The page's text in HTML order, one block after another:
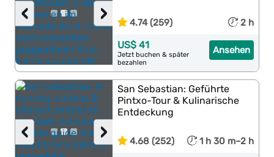
›
‹ 4.74 (259) 2 h
Ansehen
US$ 41
Jetzt buchen & später
bezahlen
›
‹
San Sebastian: Geführte
Pintxo-Tour & Kulinarische
Entdeckung
4.68 (252) 1 h 30 m–2 h